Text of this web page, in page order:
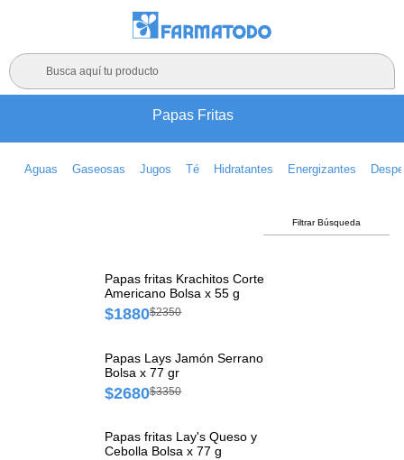
Busca aquí tu producto
Papas Fritas
Aguas Gaseosas Jugos Té Hidratantes Energizantes
Filtrar Búsqueda
Papas fritas Krachitos Corte
Americano Bolsa x 55 g
$1880$2350
Papas Lays Jamón Serrano
Bolsa x 77 gr
$2680$3350
Papas fritas Lay's Queso y
Cebolla Bolsa x 77 g